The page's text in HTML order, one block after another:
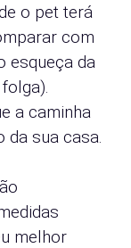
o pet terá
com
esqueça da
a caminha
da sua casa.
melhor